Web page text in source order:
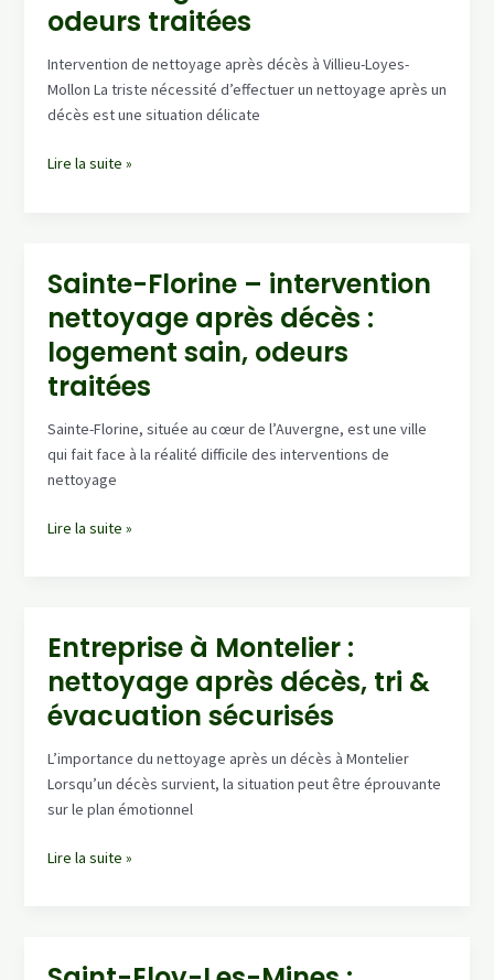
résultat
odeurs traitées
Intervention de nettoyage après décès à Villieu-Loyes-
Mollon La triste nécessité d’effectuer un nettoyage après un
décès est une situation délicate
Villieu-
nettoyage
après
décès
logement
traitées
Lire la suite »
Sainte-Florine – intervention
nettoyage après décès :
logement sain, odeurs
traitées
Sainte-Florine, située au cœur de l’Auvergne, est une ville
qui fait face à la réalité difficile des interventions de
nettoyage
Sainte-
après
décès
logement
sain,
odeurs
traitées
Lire la suite »
Entreprise à Montelier :
nettoyage après décès, tri &
évacuation sécurisés
L’importance du nettoyage après un décès à Montelier
Lorsqu’un décès survient, la situation peut être éprouvante
sur le plan émotionnel
Entreprise
Lire la suite »